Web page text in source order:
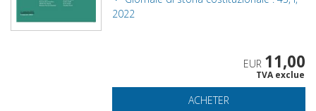
2022
EUR 11,00
TVA exclue
ACHETER